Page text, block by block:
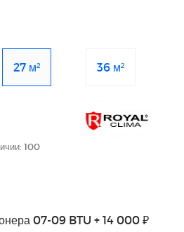
27 м² 36 м²
100
07-09 BTU + 14 000 ₽